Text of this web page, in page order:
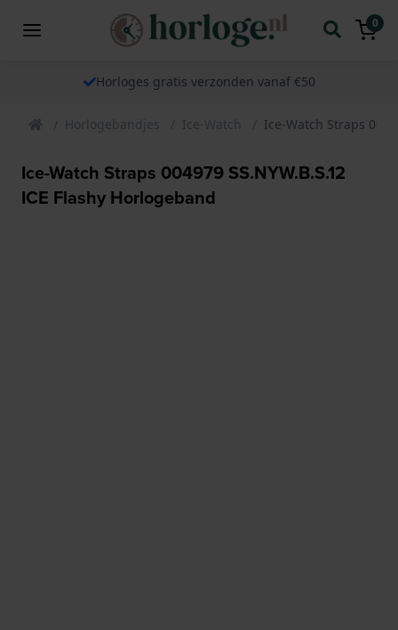
0
Horloges gratis verzonden vanaf €50
Horlogebandjes Ice-Watch Ice-Watch Straps
Ice-Watch Straps 004979 SS.NYW.B.S.12
ICE Flashy Horlogeband